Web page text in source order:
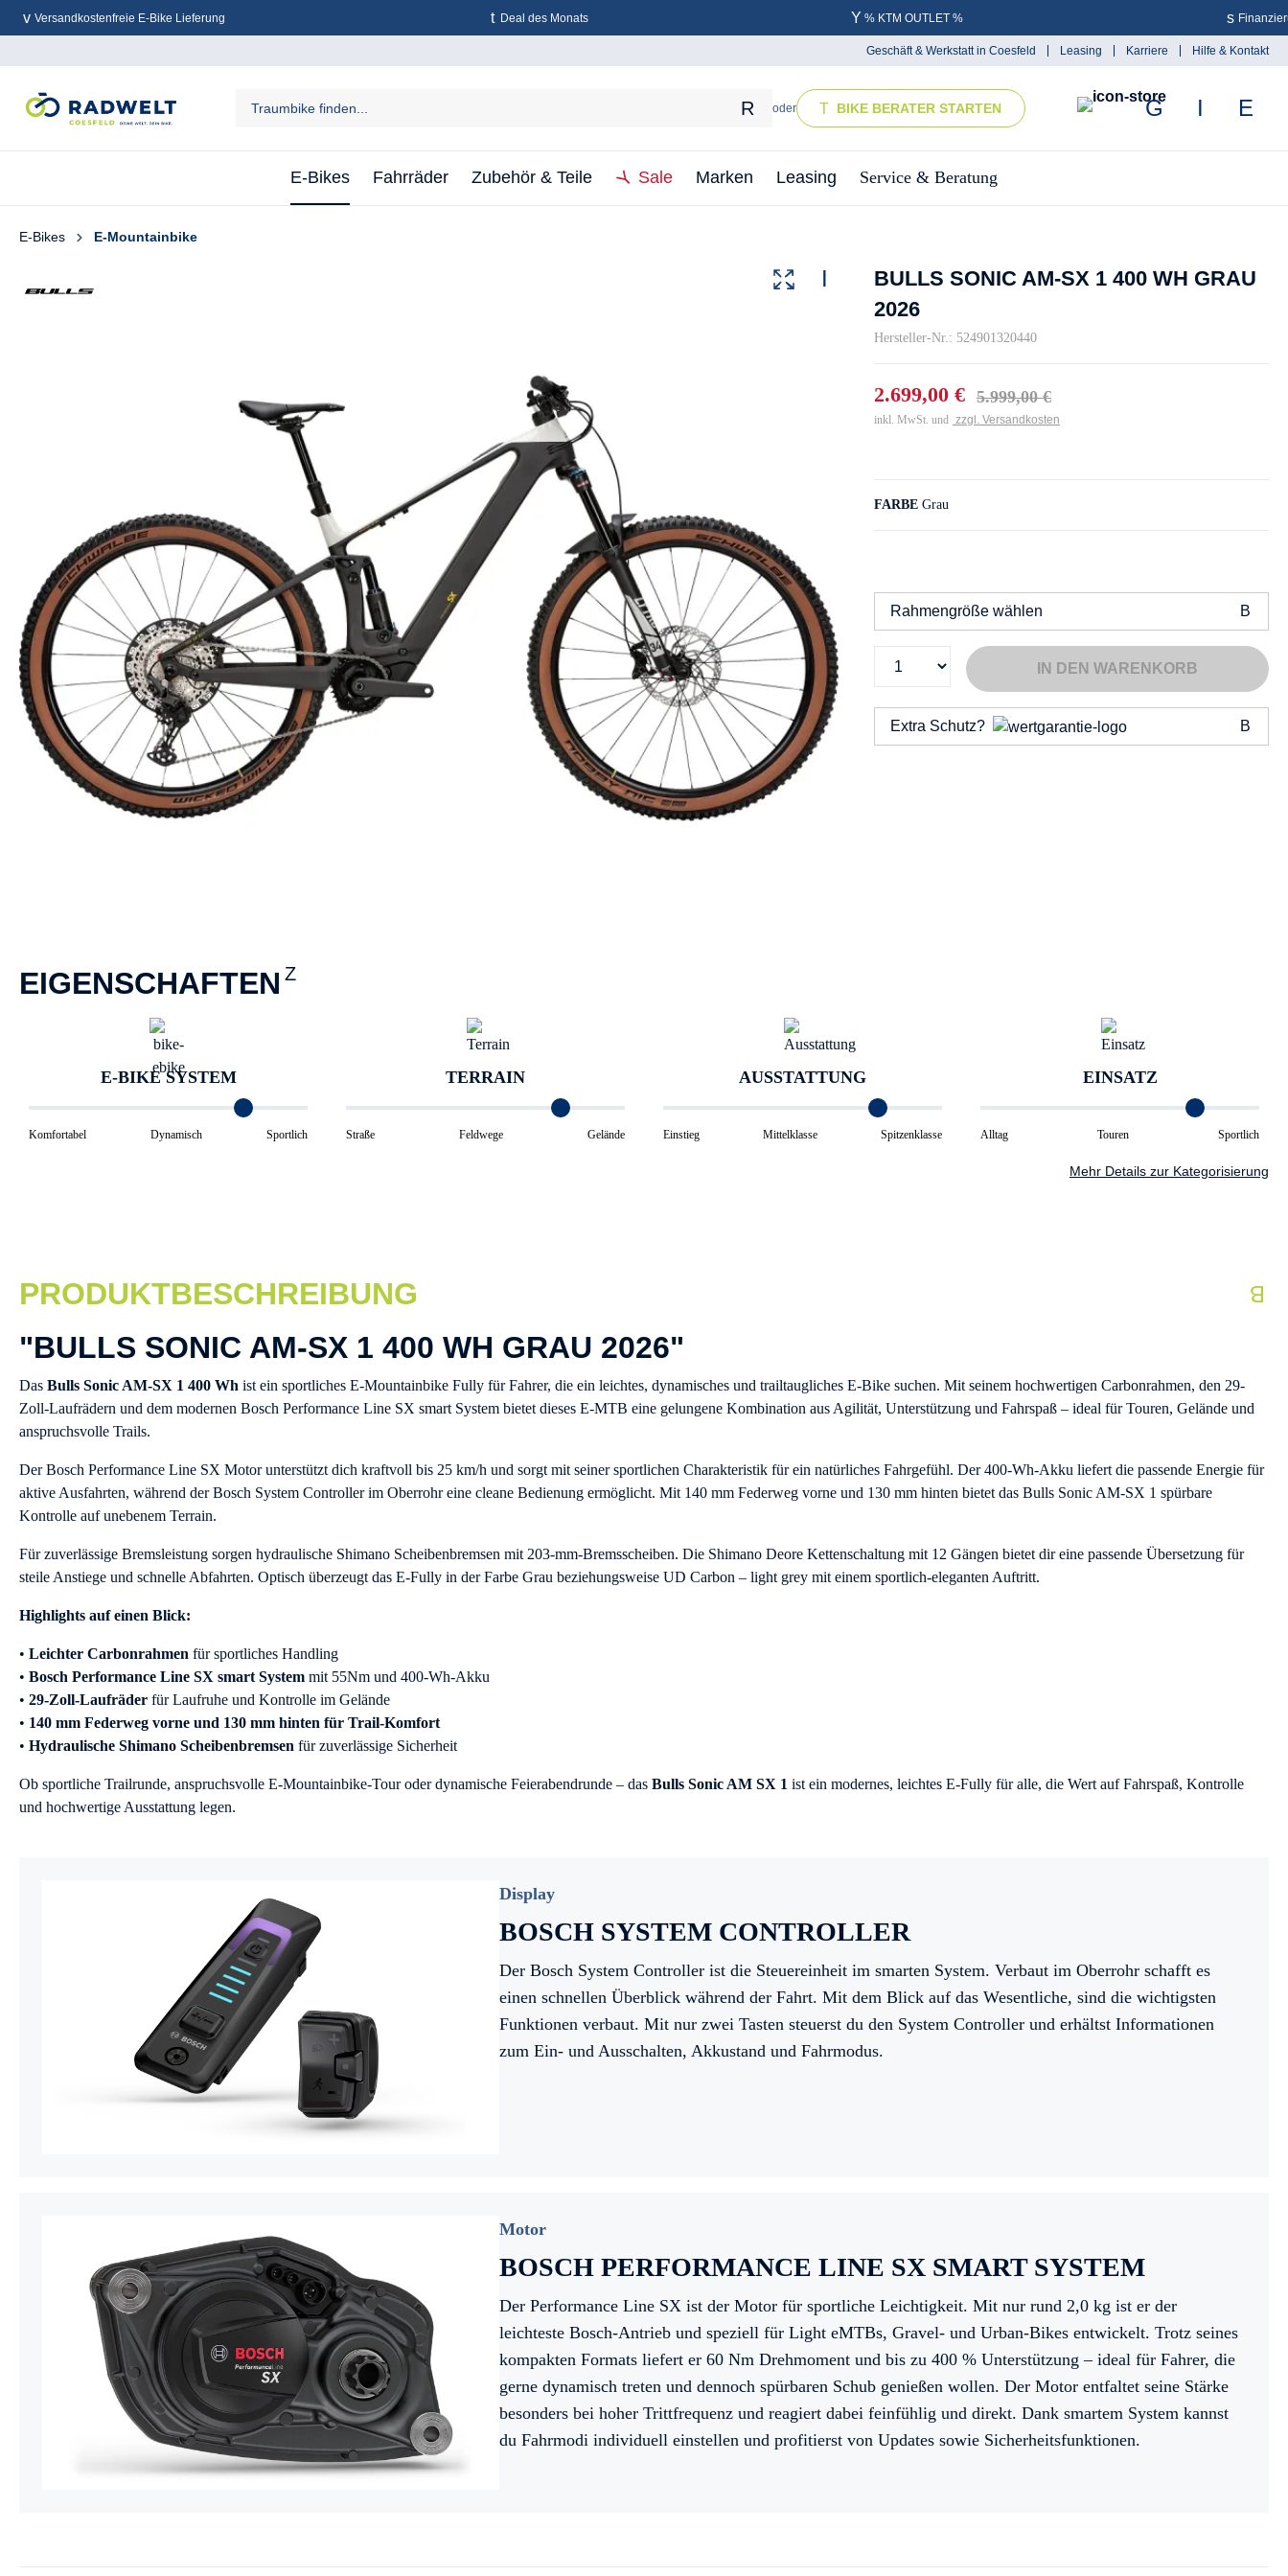
springen
Versandkostenfreie E-Bike Lieferung Deal des Monats % KTM OUTLET %
Geschäft & Werkstatt in Coesfeld Leasing Karriere Hilfe & Kontakt
oder BIKE BERATER STARTEN
E-Bikes Fahrräder Zubehör & Teile Sale Marken Leasing Service & Beratung
E-Bikes E-Mountainbike
BULLS SONIC AM-SX 1 400 WH GRAU
2026
Hersteller-Nr.: 524901320440
2.699,00 € 5.999,00 €
inkl. MwSt. und zzgl. Versandkosten
FARBE Grau
Rahmengröße wählen
IN DEN WARENKORB
Extra Schutz?
EIGENSCHAFTEN
E-BIKE SYSTEM
Komfortabel Dynamisch Sportlich
TERRAIN
Straße Feldwege Gelände
AUSSTATTUNG
Einstieg Mittelklasse Spitzenklasse
EINSATZ
Alltag Touren Sportlich
Mehr Details zur Kategorisierung
PRODUKTBESCHREIBUNG
"BULLS SONIC AM-SX 1 400 WH GRAU 2026"
Das Bulls Sonic AM-SX 1 400 Wh ist ein sportliches E-Mountainbike Fully für Fahrer, die ein leichtes, dynamisches und trailtaugliches E-Bike suchen. Mit seinem hochwertigen Carbonrahmen, den 29-
Zoll-Laufrädern und dem modernen Bosch Performance Line SX smart System bietet dieses E-MTB eine gelungene Kombination aus Agilität, Unterstützung und Fahrspaß – ideal für Touren, Gelände und
anspruchsvolle Trails.
Der Bosch Performance Line SX Motor unterstützt dich kraftvoll bis 25 km/h und sorgt mit seiner sportlichen Charakteristik für ein natürliches Fahrgefühl. Der 400-Wh-Akku liefert die passende Energie für
aktive Ausfahrten, während der Bosch System Controller im Oberrohr eine cleane Bedienung ermöglicht. Mit 140 mm Federweg vorne und 130 mm hinten bietet das Bulls Sonic AM-SX 1 spürbare
Kontrolle auf unebenem Terrain.
Für zuverlässige Bremsleistung sorgen hydraulische Shimano Scheibenbremsen mit 203-mm-Bremsscheiben. Die Shimano Deore Kettenschaltung mit 12 Gängen bietet dir eine passende Übersetzung für
steile Anstiege und schnelle Abfahrten. Optisch überzeugt das E-Fully in der Farbe Grau beziehungsweise UD Carbon – light grey mit einem sportlich-eleganten Auftritt.
Highlights auf einen Blick:
• Leichter Carbonrahmen für sportliches Handling
• Bosch Performance Line SX smart System mit 55Nm und 400-Wh-Akku
• 29-Zoll-Laufräder für Laufruhe und Kontrolle im Gelände
• 140 mm Federweg vorne und 130 mm hinten für Trail-Komfort
• Hydraulische Shimano Scheibenbremsen für zuverlässige Sicherheit
Ob sportliche Trailrunde, anspruchsvolle E-Mountainbike-Tour oder dynamische Feierabendrunde – das Bulls Sonic AM SX 1 ist ein modernes, leichtes E-Fully für alle, die Wert auf Fahrspaß, Kontrolle
und hochwertige Ausstattung legen.
Display
BOSCH SYSTEM CONTROLLER
Der Bosch System Controller ist die Steuereinheit im smarten System. Verbaut im Oberrohr schafft es
einen schnellen Überblick während der Fahrt. Mit dem Blick auf das Wesentliche, sind die wichtigsten
Funktionen verbaut. Mit nur zwei Tasten steuerst du den System Controller und erhältst Informationen
zum Ein- und Ausschalten, Akkustand und Fahrmodus.
Motor
BOSCH PERFORMANCE LINE SX SMART SYSTEM
Der Performance Line SX ist der Motor für sportliche Leichtigkeit. Mit nur rund 2,0 kg ist er der
leichteste Bosch-Antrieb und speziell für Light eMTBs, Gravel- und Urban-Bikes entwickelt. Trotz seines
kompakten Formats liefert er 60 Nm Drehmoment und bis zu 400 % Unterstützung – ideal für Fahrer, die
gerne dynamisch treten und dennoch spürbaren Schub genießen wollen. Der Motor entfaltet seine Stärke
besonders bei hoher Trittfrequenz und reagiert dabei feinfühlig und direkt. Dank smartem System kannst
du Fahrmodi individuell einstellen und profitierst von Updates sowie Sicherheitsfunktionen.